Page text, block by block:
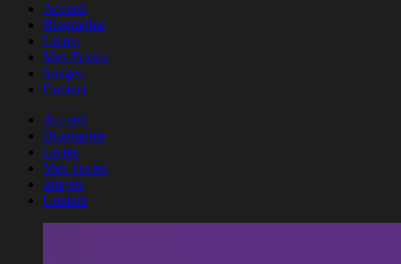
Accueil
Biographie
Livres
Mes Textes
Images
Contact
Accueil
Biographie
Livres
Mes Textes
Images
Contact